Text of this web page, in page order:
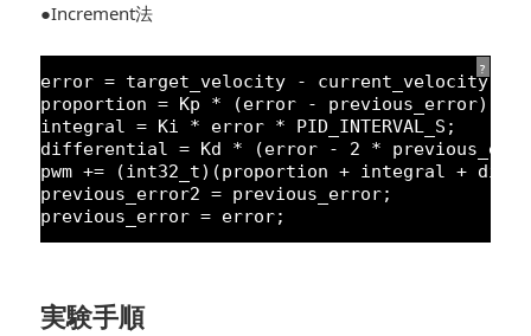
●Increment法
?
error = target_velocity - current_velocity;
proportion = Kp * (error - previous_error);
integral = Ki * error * PID_INTERVAL_S;
differential = Kd * (error - 2
*
pwm += (int32_t)(proportion + integral +
previous_error2 = previous_error;
previous_error = error;
実験手順